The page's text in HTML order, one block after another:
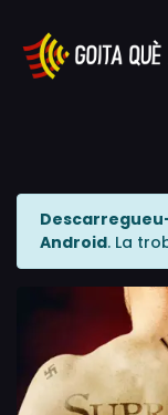
Android. La